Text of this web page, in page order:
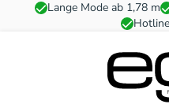
Zum Hauptinhalt springen
Lange Mode ab 1,78 m